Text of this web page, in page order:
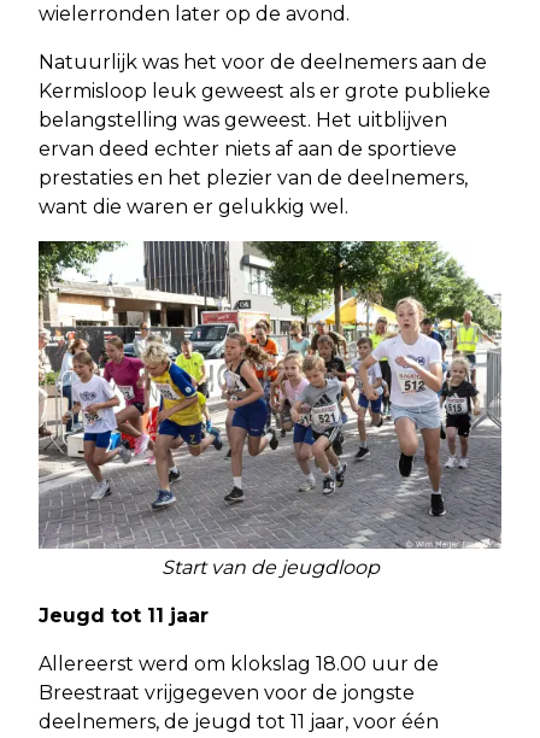
wielerronden later op de avond.
Natuurlijk was het voor de deelnemers aan de
Kermisloop leuk geweest als er grote publieke
belangstelling was geweest. Het uitblijven
ervan deed echter niets af aan de sportieve
prestaties en het plezier van de deelnemers,
want die waren er gelukkig wel.
Start van de jeugdloop
Jeugd tot 11 jaar
Allereerst werd om klokslag 18.00 uur de
Breestraat vrijgegeven voor de jongste
deelnemers, de jeugd tot 11 jaar, voor één